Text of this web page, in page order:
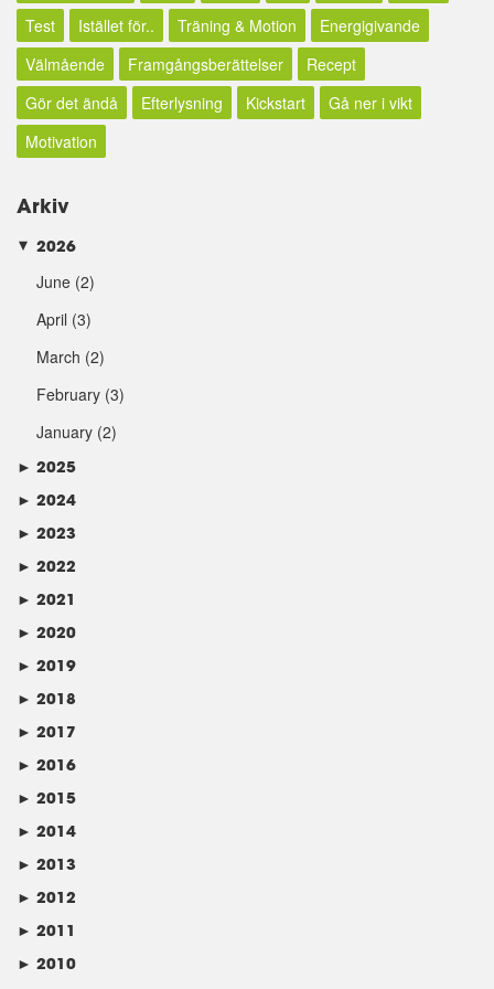
Test
Istället för.. Träning & Motion
Energigivande
Välmående
Framgångsberättelser
Recept
Gör det ändå
Efterlysning Kickstart
Gå ner i vikt
Motivation
Arkiv
► 2026
June (2)
April (3)
March (2)
February (3)
January (2)
► 2025
► 2024
► 2023
► 2022
► 2021
► 2020
► 2019
► 2018
► 2017
► 2016
► 2015
► 2014
► 2013
► 2012
► 2011
► 2010